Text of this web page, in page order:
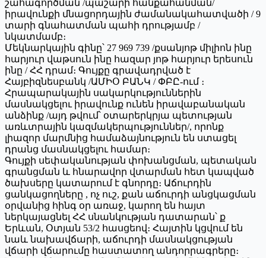
շահագործման /պաշարի հանքահանման/
իրավունքի մնացորդային ժամանակահատվածի / 9
տարի գնահատման պահի դրությամբ /
նկատմամբ։
Մեկնարկային գինը՝ 27 969 739 /քսանյոթ միլիոն ինը
հարյուր վաթսուն ինը հազար յոթ հարյուր երեսուն
ինը / ՀՀ դրամ։ Գույքը գրավադրված է
Հայբիզնեսբանկ /ԱՄԻՕ ԲԱՆԿ / ՓԲԸ-ում ։
Հրապարակային սակարկություններին
մասնակցելու իրավունք ունեն իրավաբանական
անձինք /այդ թվում՝ օտարերկրյա պետության
առևտրային կազմակերպություններ/, որոնք
լիազոր մարմնից համաձայնություն են ստացել
դրանց մասնակցելու համար։
Գույքի սեփականության փոխանցման, պետական
գրանցման և հնարավոր վտարման հետ կապված
ծախսերը կատարում է գնորդը։ Աճուրդին
ցանկացողները , ոչ ուշ, քան աճուրդի անցկացման
օրվանից հինգ օր առաջ, կարող են հայտ
ներկայացնել ՀՀ սնանկության դատարան՝ ք
Երևան, Օտյան 53/2 հասցեով։ Հայտին կցվում են
նաև նախավճարի, աճուրդի մասնակցության
վճարի վճարումը հաստատող անդորրագրերը։